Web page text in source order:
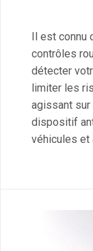
Il est connu
contrôles
détecter
limiter les
agissant sur
dispositif
véhicules et